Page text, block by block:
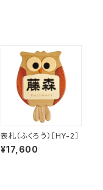
表札（ふくろう）［HY-2］
¥17,600